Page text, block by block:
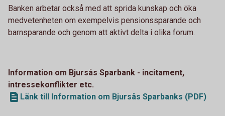
Banken arbetar också med att sprida kunskap och öka
medvetenheten om exempelvis pensionssparande och
barnsparande och genom att aktivt delta i olika forum.
Information om Bjursås Sparbank - incitament,
intressekonflikter etc.
Länk till Information om Bjursås Sparbanks (PDF)